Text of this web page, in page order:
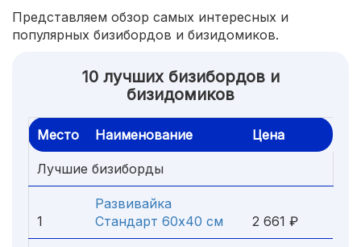
Представляем обзор самых интересных и
популярных бизибордов и бизидомиков.
10 лучших бизибордов и
бизидомиков
Место Наименование Цена
Лучшие бизиборды
1
Развивайка
Стандарт 60х40 см
2 661 ₽